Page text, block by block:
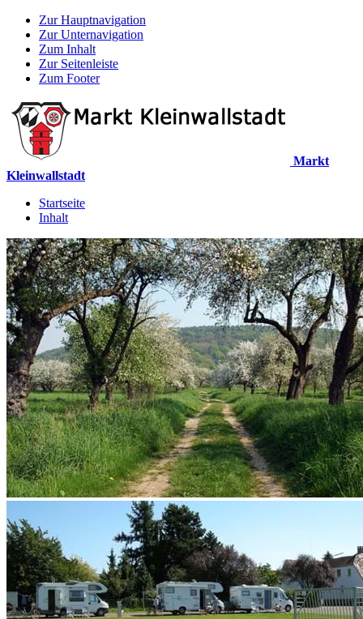
Zur Hauptnavigation
Zur Unternavigation
Zum Inhalt
Zur Seitenleiste
Zum Footer
Markt
Kleinwallstadt
Startseite
Inhalt